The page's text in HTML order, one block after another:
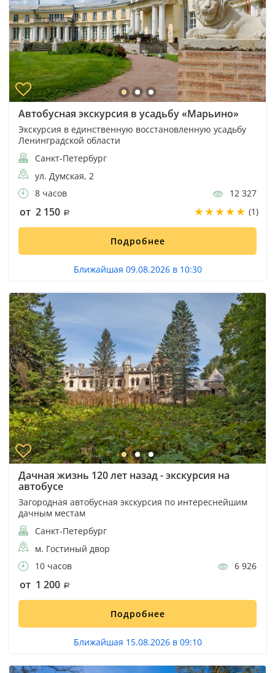
Автобусная экскурсия в усадьбу «Марьино»
Экскурсия в единственную восстановленную усадьбу
Ленинградской области
Санкт-Петербург
ул. Думская, 2
8 часов
12 327
от 2 150 (1)
Подробнее
Ближайшая 09.08.2026 в 10:30
Дачная жизнь 120 лет назад - экскурсия на
автобусе
Загородная автобусная экскурсия по интереснейшим
дачным местам
Санкт-Петербург
м. Гостиный двор
10 часов
6 926
от 1 200
Подробнее
Ближайшая 15.08.2026 в 09:10